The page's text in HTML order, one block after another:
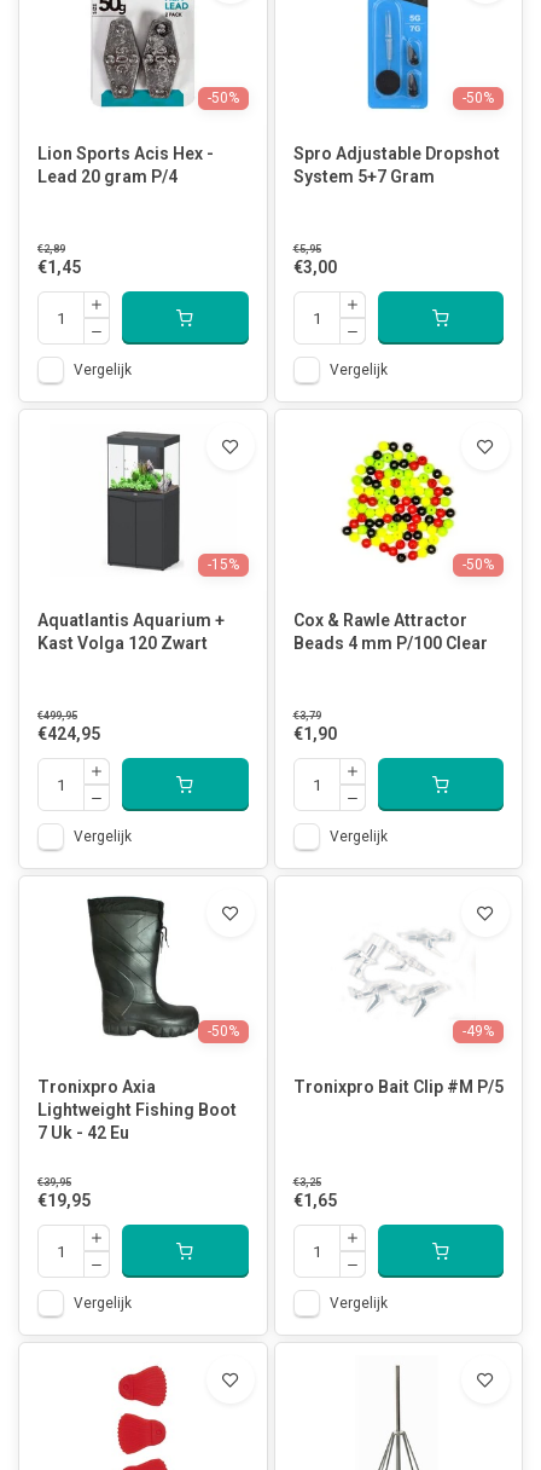
-50%
Lion Sports Acis Hex -
Lead 20 gram P/4
€2,89
€1,45
Vergelijk
-50%
Spro Adjustable Dropshot
System 5+7 Gram
€5,95
€3,00
Vergelijk
-15%
Aquatlantis Aquarium +
Kast Volga 120 Zwart
€499,95
€424,95
Vergelijk
-50%
Cox & Rawle Attractor
Beads 4 mm P/100 Clear
€3,79
€1,90
Vergelijk
-50%
Tronixpro Axia
Lightweight Fishing Boot
7 Uk - 42 Eu
€39,95
€19,95
Vergelijk
-49%
Tronixpro Bait Clip #M P/5
€3,25
€1,65
Vergelijk